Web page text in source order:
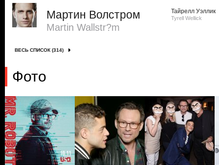
Мартин Волстром
Martin Wallstr?m
Тайрелл Уэллик
Tyrell Wellick
ВЕСЬ СПИСОК (314)
Фото